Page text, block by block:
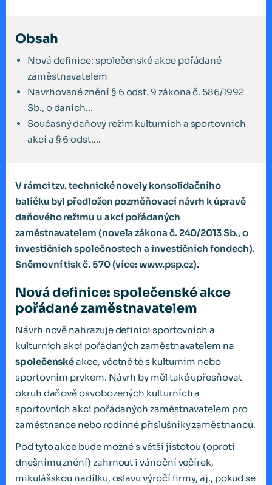
Obsah
Nová definice: společenské akce pořádané
zaměstnavatelem
Navrhované znění § 6 odst. 9 zákona č. 586/1992
Sb., o daních...
Současný daňový režim kulturních a sportovních
akcí a § 6 odst....
V rámci tzv. technické novely konsolidačního
balíčku byl předložen pozměňovací návrh k úpravě
daňového režimu u akcí pořádaných
zaměstnavatelem (novela zákona č. 240/2013 Sb., o
investičních společnostech a investičních fondech).
Sněmovní tisk č. 570 (více: www.psp.cz).
Nová definice: společenské akce
pořádané zaměstnavatelem
Návrh nově nahrazuje definici sportovních a
kulturních akcí pořádaných zaměstnavatelem na
společenskéakce, včetně té s kulturním nebo
sportovním prvkem. Návrh by měl také upřesňovat
okruh daňově osvobozených kulturních a
sportovních akcí pořádaných zaměstnavatelem pro
zaměstnance nebo rodinné příslušníky zaměstnanců.
Pod tyto akce bude možné s větší jistotou (oproti
dnešnímu znění) zahrnout i vánoční večírek,
mikulášskou nadílku, oslavu výročí firmy, aj., pokud se